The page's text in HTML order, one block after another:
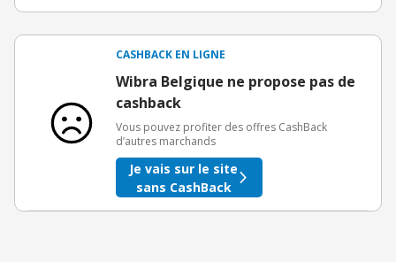
3€ de bienvenue crédités immédiatement + 1€ supplémentaire
Offre réservée à une toute première inscription chez eBuyClub.
CASHBACK EN LIGNE
Wibra Belgique ne propose pas de
cashback
Vous pouvez profiter des offres CashBack
d’autres marchands
Je vais sur le site
sans CashBack